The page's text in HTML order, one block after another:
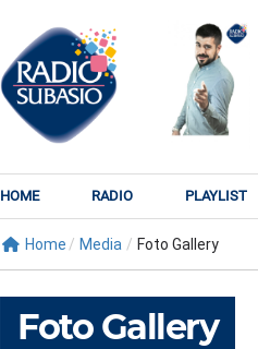
HOME RADIO PLAYLIST
Home / Media / Foto Gallery
Foto Gallery